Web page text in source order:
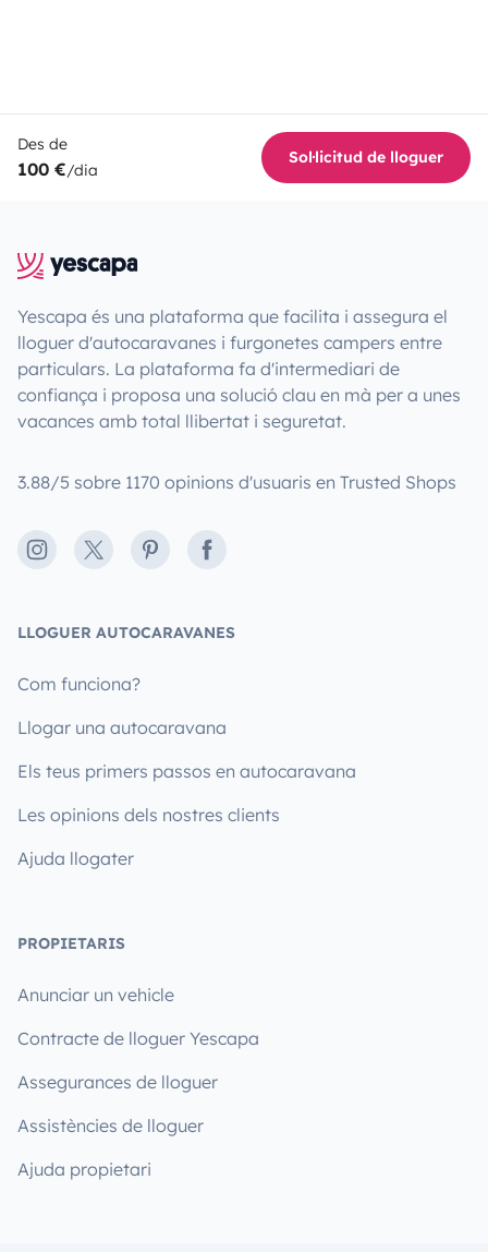
Des de
100 €/dia
Sol·licitud de lloguer
Yescapa és una plataforma que facilita i assegura el
lloguer d'autocaravanes i furgonetes campers entre
particulars. La plataforma fa d'intermediari de
confiança i proposa una solució clau en mà per a unes
vacances amb total llibertat i seguretat.
3.88/5 sobre 1170 opinions d'usuaris en Trusted Shops
Instagram
X PinterestFacebook
LLOGUER AUTOCARAVANES
Com funciona?
Llogar una autocaravana
Els teus primers passos en autocaravana
Les opinions dels nostres clients
Ajuda llogater
PROPIETARIS
Anunciar un vehicle
Contracte de lloguer Yescapa
Assegurances de lloguer
Assistències de lloguer
Ajuda propietari